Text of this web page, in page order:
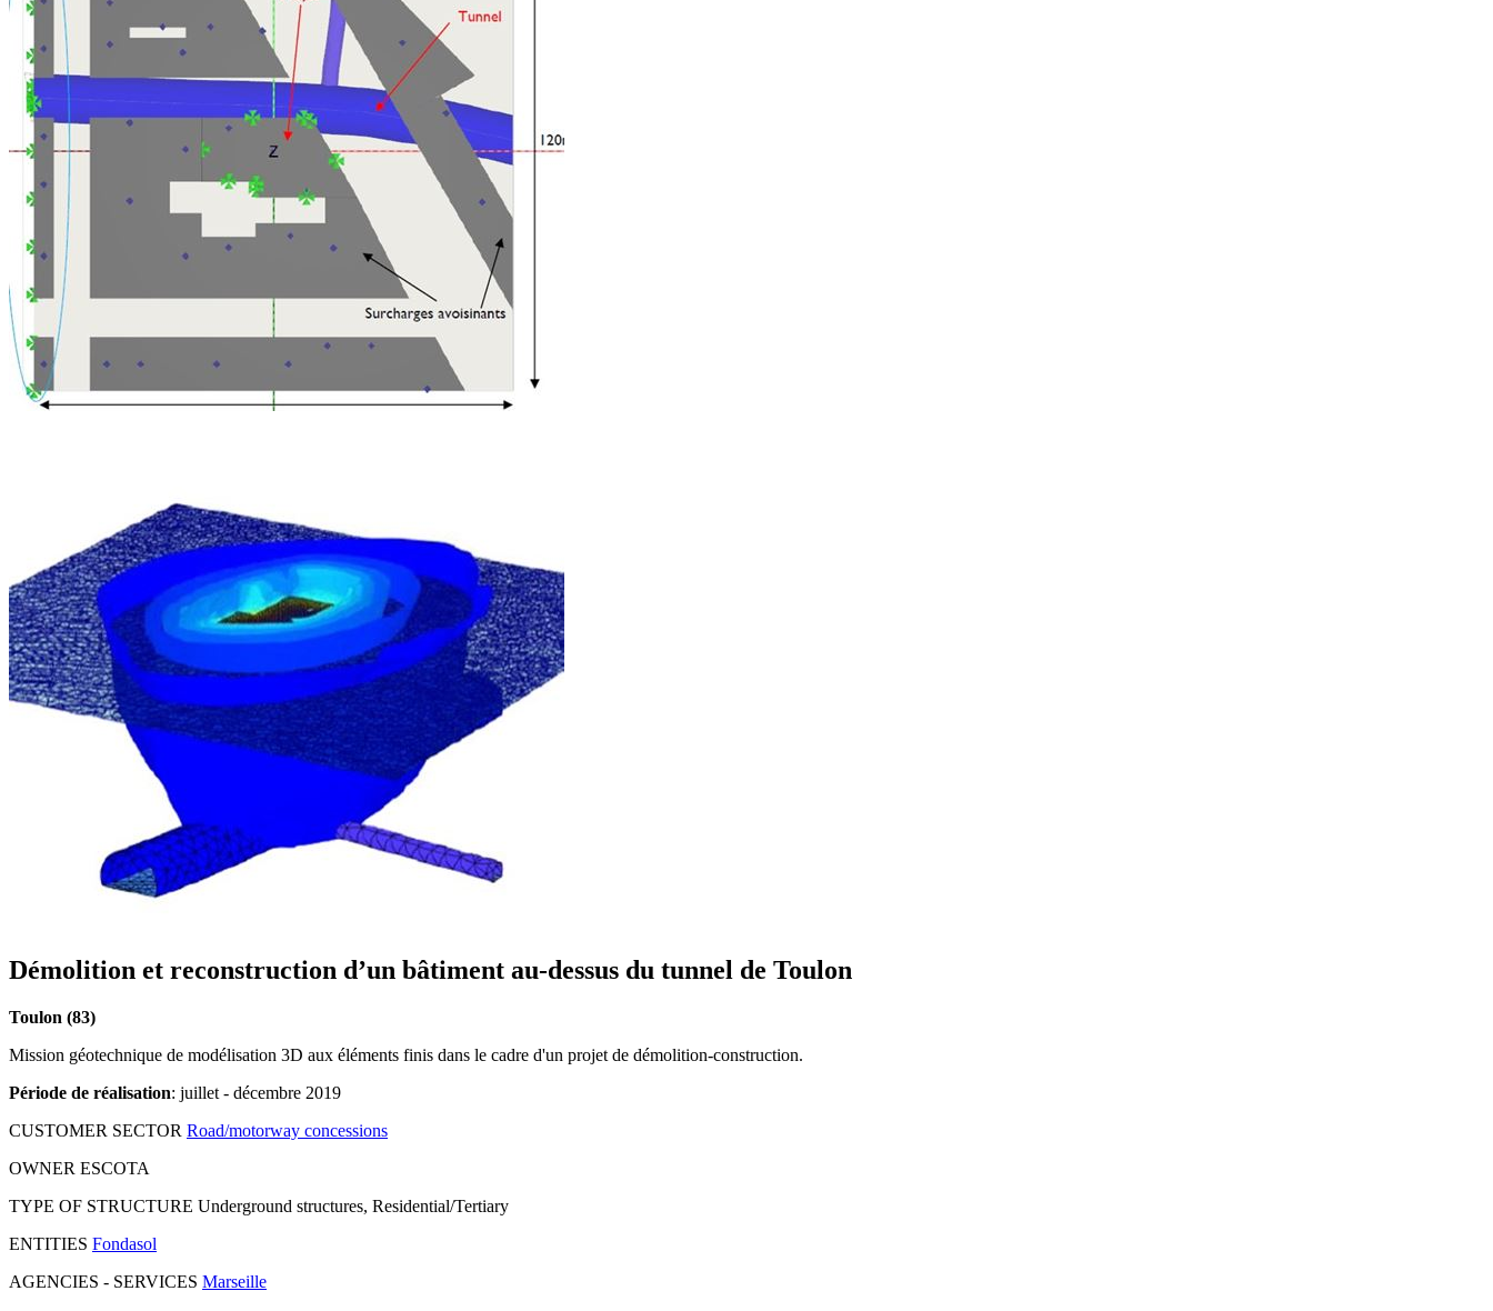
Démolition et reconstruction d’un bâtiment au-dessus du tunnel de Toulon
Toulon (83)
Mission géotechnique de modélisation 3D aux éléments finis dans le cadre d'un projet de démolition-construction.
Période de réalisation: juillet - décembre 2019
CUSTOMER SECTOR Road/motorway concessions
OWNER ESCOTA
TYPE OF STRUCTURE Underground structures, Residential/Tertiary
ENTITIES Fondasol
AGENCIES - SERVICES Marseille